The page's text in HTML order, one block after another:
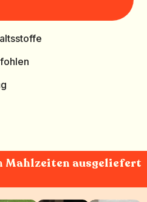
Mahlzeiten ausgeliefert